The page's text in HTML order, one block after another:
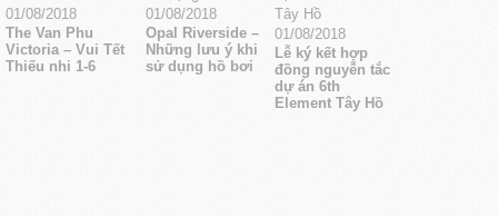
01/08/2018
The Van Phu
Victoria – Vui Tết
Thiếu nhi 1-6
01/08/2018
Opal Riverside –
Những lưu ý khi
sử dụng hồ bơi
01/08/2018
Lễ ký kết hợp
đồng nguyễn tắc
dự án 6th
Element Tây Hồ